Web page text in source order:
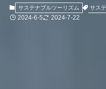
サステナブルツーリズム サス
2024-6-5 2024-7-22